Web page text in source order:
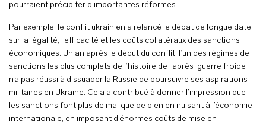
pourraient précipiter d’importantes réformes.
Par exemple, le conflit ukrainien a relancé le débat de longue date
sur la légalité, l’efficacité et les coûts collatéraux des sanctions
économiques. Un an après le début du conflit, l’un des régimes de
sanctions les plus complets de l’histoire de l’après-guerre froide
n’a pas réussi à dissuader la Russie de poursuivre ses aspirations
militaires en Ukraine. Cela a contribué à donner l’impression que
les sanctions font plus de mal que de bien en nuisant à l’économie
internationale, en imposant d’énormes coûts de mise en